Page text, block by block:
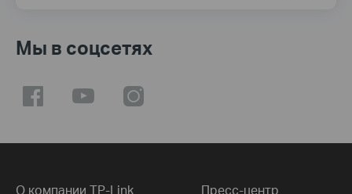
Мы в соцсетях
О компании TP-Link Пресс-центр